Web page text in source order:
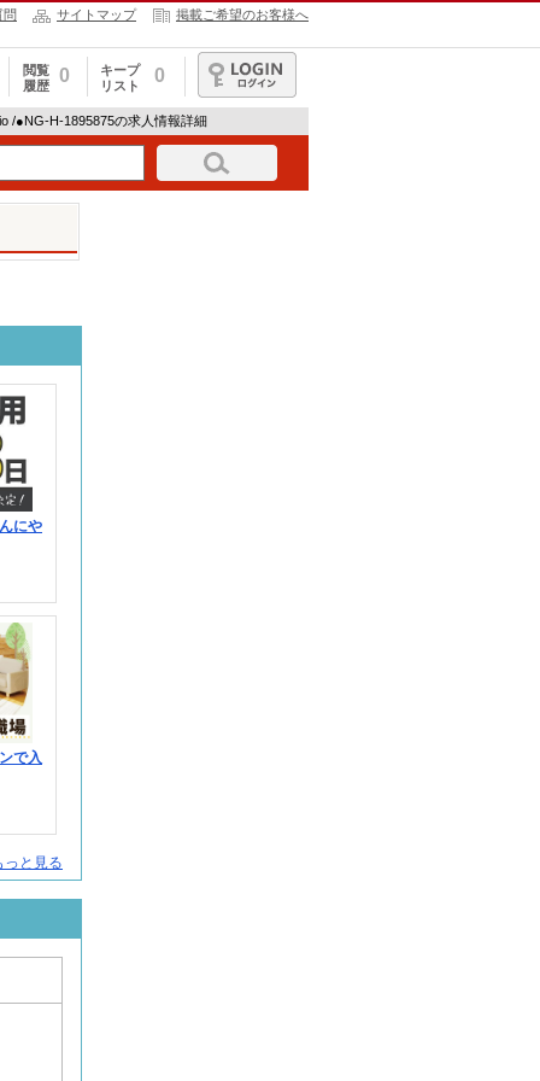
問 サイトマップ 掲載ご希望のお客様へ
閲覧
履歴
0
キープ
リスト
0
ログイン
/●NG-H-1895875の求人情報詳細
にや
で入
と見る